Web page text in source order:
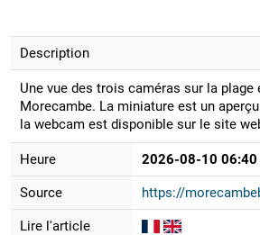
Description
Une vue des trois caméras sur la plage
Morecambe. La miniature est un
la webcam est disponible sur le site
Heure 2026-08-10 06:40
Source https://
Lire l'article